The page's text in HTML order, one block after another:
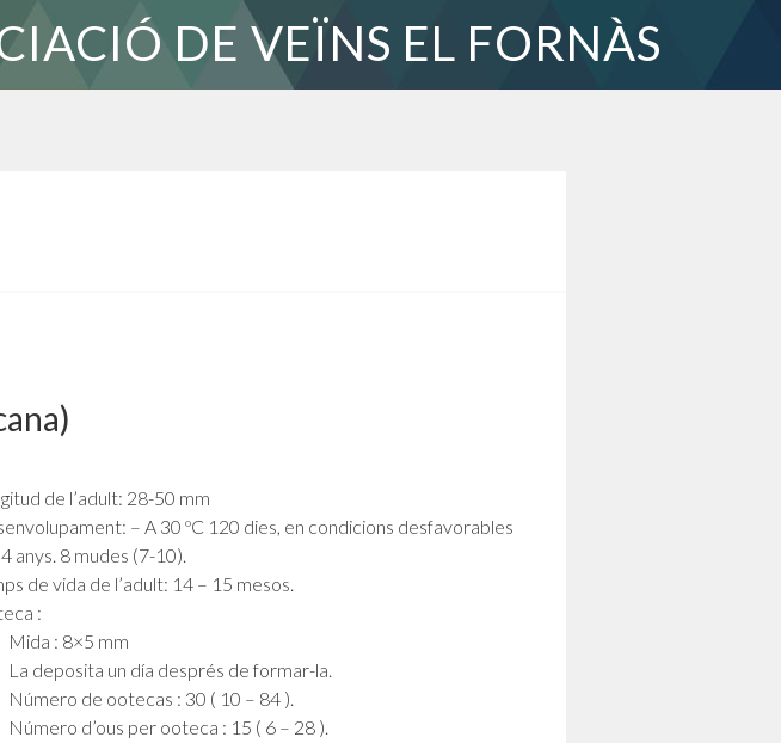
DE VEÏNS EL FORNÀS
de l’adult: 28-50 mm
– A 30 ºC 120 dies, en condicions desfavorables
anys. 8 mudes (7-10).
de vida de l’adult: 14 – 15 mesos.
:
Mida : 8×5 mm
La deposita un día després de formar-la.
Número de ootecas : 30 ( 10 – 84 ).
Número d’ous per ooteca : 15 ( 6 – 28 ).